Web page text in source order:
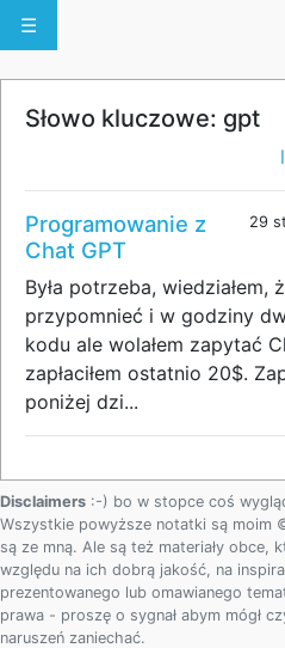
☰
Słowo kluczowe: gpt
29
Programowanie z
Chat GPT
Była potrzeba, wiedziałem,
przypomnieć i w godziny
kodu ale wolałem zapytać
zapłaciłem ostatnio 20$.
poniżej dzi...
Disclaimers :-) bo w stopce coś
Wszystkie powyższe notatki są moim
są ze mną. Ale są też materiały obce,
względu na ich dobrą jakość, na
prezentowanego lub omawianego
prawa - proszę o sygnał abym mógł
naruszeń zaniechać.